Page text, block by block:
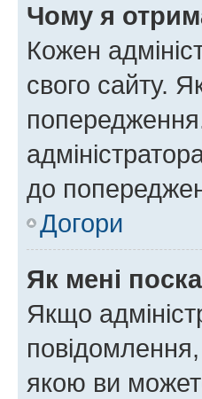
Чому я
Кожен
свого сайту.
до
Догори
Як мені
Якщо
якою ви